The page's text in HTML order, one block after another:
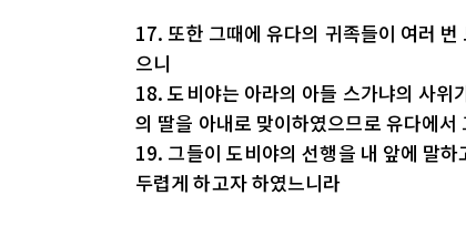
17. 또한 그때에 유다의 귀족들이 여러
으니
18. 도비야는 아라의 아들 스가냐의 사위
의 딸을 아내로 맞이하였으므로 유다에
19. 그들이 도비야의 선행을 내 앞에 말
두렵게 하고자 하였느니라